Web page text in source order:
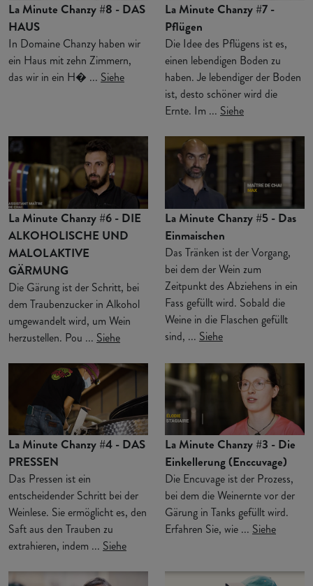
La Minute Chanzy #8 - DAS
HAUS
In Domaine Chanzy haben wir
ein Haus mit zehn Zimmern,
das wir in ein H� ... Siehe
La Minute Chanzy #7 -
Pflügen
Die Idee des Pflügens ist es,
einen lebendigen Boden zu
haben. Je lebendiger der Boden
ist, desto schöner wird die
Ernte. Im ... Siehe
La Minute Chanzy #6 - DIE
ALKOHOLISCHE UND
MALOLAKTIVE
GÄRMUNG
Die Gärung ist der Schritt, bei
dem Traubenzucker in Alkohol
umgewandelt wird, um Wein
herzustellen. Pou ... Siehe
La Minute Chanzy #5 - Das
Einmaischen
Das Tränken ist der Vorgang,
bei dem der Wein zum
Zeitpunkt des Abziehens in ein
Fass gefüllt wird. Sobald die
Weine in die Flaschen gefüllt
sind, ... Siehe
La Minute Chanzy #4 - DAS
PRESSEN
Das Pressen ist ein
entscheidender Schritt bei der
Weinlese. Sie ermöglicht es, den
Saft aus den Trauben zu
extrahieren, indem ... Siehe
La Minute Chanzy #3 - Die
Einkellerung (Enccuvage)
Die Encuvage ist der Prozess,
bei dem die Weinernte vor der
Gärung in Tanks gefüllt wird.
Erfahren Sie, wie ... Siehe